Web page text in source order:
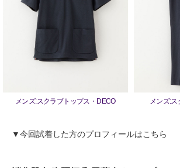
メンズ:スクラブトップス・DECO メンズ:
▼今回試着した方のプロフィールはこちら